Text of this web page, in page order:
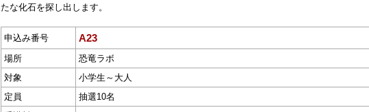
たな化石を探し出します。
申込み番号 A23
場所
恐竜ラボ
対象
小学生～大人
定員
抽選10名